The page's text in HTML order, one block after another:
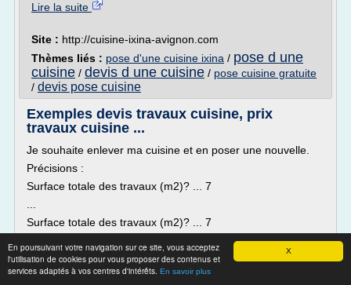
X
En poursuivant votre navigation sur ce site, vous acceptez
l'utilisation de cookies pour vous proposer des contenus et
services adaptés à vos centres d'intérêts. En savoir plus
Lire la suite
Site : http://cuisine-ixina-avignon.com
Thèmes liés : pose d'une cuisine ixina / pose d une
cuisine / devis d une cuisine / pose cuisine gratuite
/ devis pose cuisine
Exemples devis travaux cuisine, prix
travaux cuisine ...
Je souhaite enlever ma cuisine et en poser une nouvelle.
Précisions :
Surface totale des travaux (m2)? ... 7
Surface totale des travaux (m2)? ... 7
La demande comprend ... La pose seulement (pas la
fourniture des matériaux)
Entreprises intéressées par ce projet :